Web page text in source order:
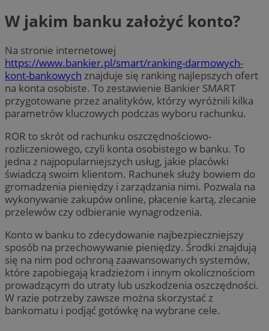
W jakim banku założyć konto?
Na stronie internetowej
https://www.bankier.pl/smart/ranking-darmowych-
kont-bankowych znajduje się ranking najlepszych ofert
na konta osobiste. To zestawienie Bankier SMART
przygotowane przez analityków, którzy wyróżnili kilka
parametrów kluczowych podczas wyboru rachunku.
ROR to skrót od rachunku oszczędnościowo-
rozliczeniowego, czyli konta osobistego w banku. To
jedna z najpopularniejszych usług, jakie placówki
świadczą swoim klientom. Rachunek służy bowiem do
gromadzenia pieniędzy i zarządzania nimi. Pozwala na
wykonywanie zakupów online, płacenie kartą, zlecanie
przelewów czy odbieranie wynagrodzenia.
Konto w banku to zdecydowanie najbezpieczniejszy
sposób na przechowywanie pieniędzy. Środki znajdują
się na nim pod ochroną zaawansowanych systemów,
które zapobiegają kradzieżom i innym okolicznościom
prowadzącym do utraty lub uszkodzenia oszczędności.
W razie potrzeby zawsze można skorzystać z
bankomatu i podjąć gotówkę na wybrane cele.